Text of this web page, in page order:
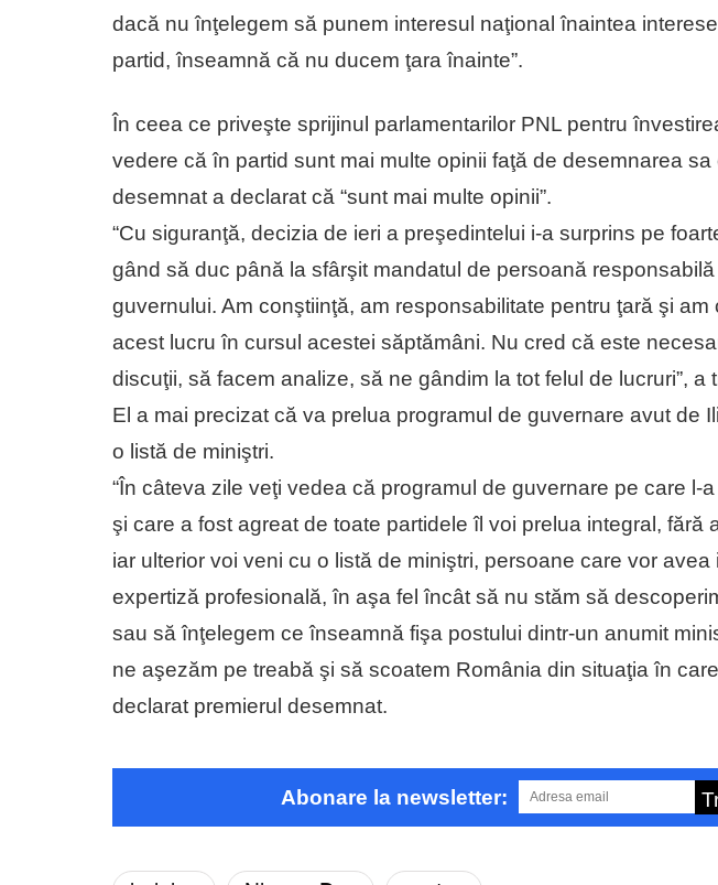
dacă nu înţelegem să punem interesul naţional înaintea
partid, înseamnă că nu ducem ţara înainte”.
În ceea ce priveşte sprijinul parlamentarilor PNL pentru
vedere că în partid sunt mai multe opinii faţă de desemnarea sa
desemnat a declarat că “sunt mai multe opinii”.
“Cu siguranţă, decizia de ieri a preşedintelui i-a surprins pe
gând să duc până la sfârşit mandatul de persoană
guvernului. Am conştiinţă, am responsabilitate pentru ţară şi am
acest lucru în cursul acestei săptămâni. Nu cred că este
discuţii, să facem analize, să ne gândim la tot felul de lucruri”, a
El a mai precizat că va prelua programul de guvernare avut de
o listă de miniştri.
“În câteva zile veţi vedea că programul de guvernare pe care l-
şi care a fost agreat de toate partidele îl voi prelua integral, fără
iar ulterior voi veni cu o listă de miniştri, persoane care vor avea
expertiză profesională, în aşa fel încât să nu stăm să
sau să înţelegem ce înseamnă fişa postului dintr-un anumit
ne aşezăm pe treabă şi să scoatem România din situaţia în
declarat premierul desemnat.
Abonare la newsletter: